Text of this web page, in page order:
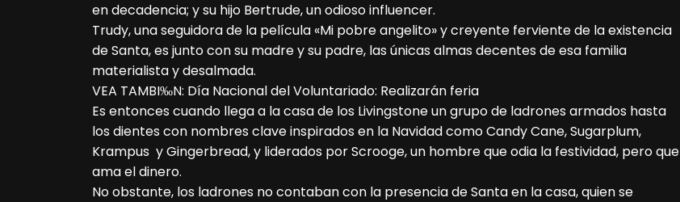
en decadencia; y su hijo Bertrude, un odioso influencer.
Trudy, una seguidora de la película «Mi pobre angelito» y creyente ferviente de la existencia
de Santa, es junto con su madre y su padre, las únicas almas decentes de esa familia
materialista y desalmada.
VEA TAMBI‰N: Día Nacional del Voluntariado: Realizarán feria
Es entonces cuando llega a la casa de los Livingstone un grupo de ladrones armados hasta
los dientes con nombres clave inspirados en la Navidad como Candy Cane, Sugarplum,
Krampus y Gingerbread, y liderados por Scrooge, un hombre que odia la festividad, pero que
ama el dinero.
No obstante, los ladrones no contaban con la presencia de Santa en la casa, quien se